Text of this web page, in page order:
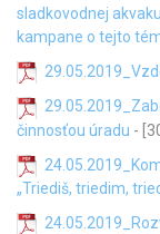
sladkovodnej
kampane o tejto
činnosťou úradu -
„Triediš, triedim,